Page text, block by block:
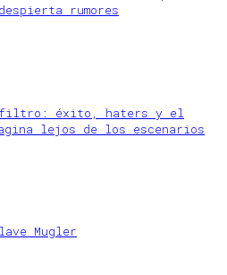
rumores
filtro: éxito, haters y el
lejos de los escenarios
Mugler